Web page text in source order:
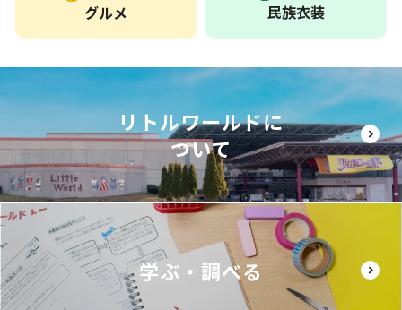
グルメ 民族衣装
リトルワールドに
ついて
学ぶ・調べる